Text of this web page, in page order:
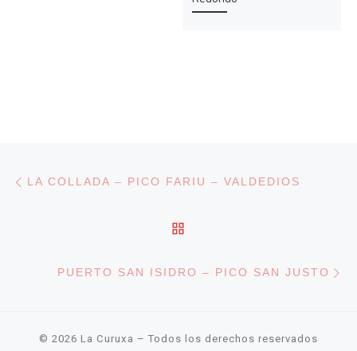
Navegación de entradas
LA COLLADA – PICO FARIU – VALDEDIOS
PUERTO SAN ISIDRO – PICO SAN JUSTO
© 2026 La Curuxa – Todos los derechos reservados